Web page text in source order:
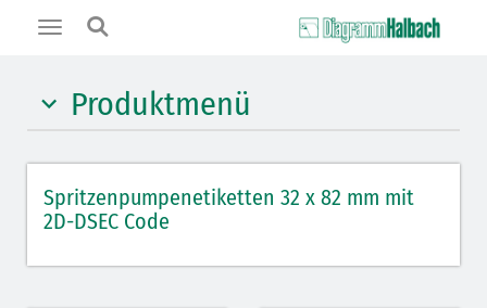
Toggle
Produktmenü
Benzodiazepine (orange)
Spritzenpumpenetiketten 32 x 82 mm mit
2D-DSEC Code